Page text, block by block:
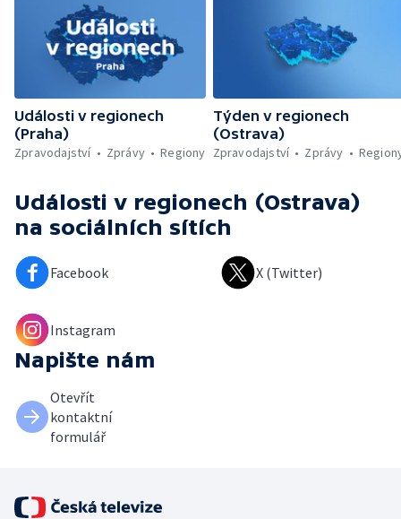
Události v regionech
(Praha)
Zpravodajství
Zprávy Regiony
Týden v regionech
(Ostrava)
Zpravodajství
Zprávy
Události v regionech (Ostrava)
na sociálních sítích
Facebook X (Twitter)
Instagram
Napište nám
Otevřít
kontaktní
formulář